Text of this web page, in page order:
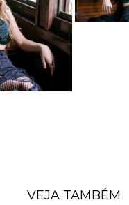
VEJA TAMBÉM